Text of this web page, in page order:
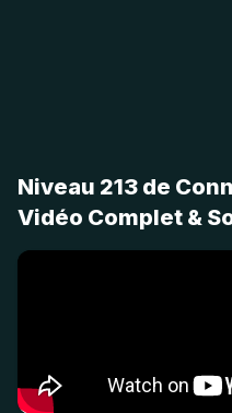
Niveau 213 de
Vidéo Complet &